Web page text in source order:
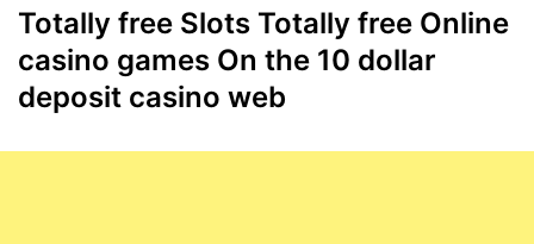
Totally free Slots Totally free Online
casino games On the 10 dollar
deposit casino web